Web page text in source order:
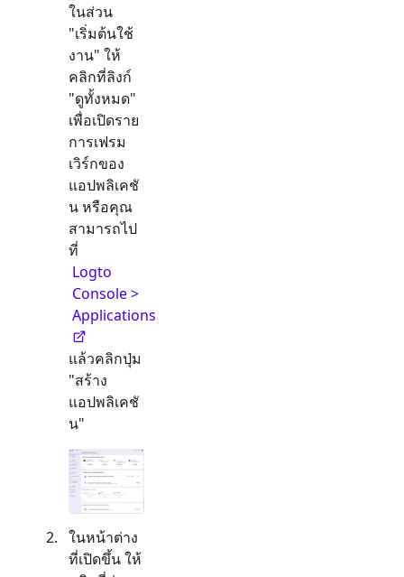
ในส่วน
"เริ่มต้นใช้
งาน" ให้
คลิกที่ลิงก์
"ดูทั้งหมด"
เพื่อเปิดราย
การเฟรม
เวิร์กของ
แอปพลิเคชั
น หรือคุณ
สามารถไป
ที่
Logto
Console >
Applications
แล้วคลิกปุ่ม
"สร้าง
แอปพลิเคชั
น"
ในหน้าต่าง
ที่เปิดขึ้น ให้